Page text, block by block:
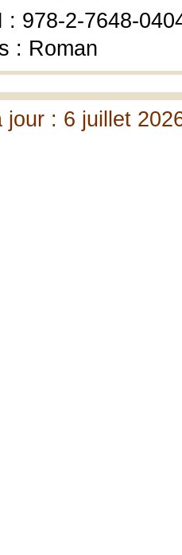
: 978-2-7648-
: Roman
jour : 6 juillet